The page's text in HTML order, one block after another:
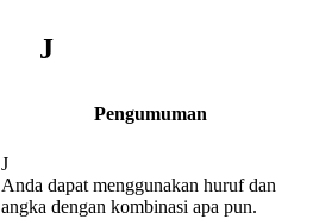
J
Pengumuman
J
Anda dapat menggunakan huruf dan
angka dengan kombinasi apa pun.